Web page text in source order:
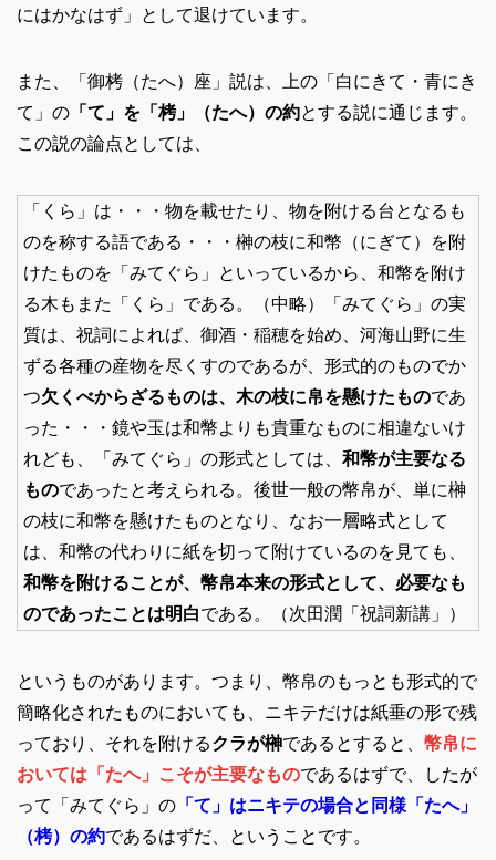
にはかなはず」として退けています。
また、「御栲（たへ）座」説は、上の「白にきて・青にき
て」の 「て」を「栲」（たへ）の約とする説に通じます。
この説の論点としては、
「くら」は・・・物を載せたり、物を附ける台となるも
のを称する語である・・・榊の枝に和幣（にぎて）を附
けたものを「みてぐら」といっているから、和幣を附け
る木もまた「くら」である。（中略）「みてぐら」の実
質は、祝詞によれば、御酒・稲穂を始め、河海山野に生
ずる各種の産物を尽くすのであるが、形式的のものでか
つ欠くべからざるものは、木の枝に帛を懸けたものであ
った・・・鏡や玉は和幣よりも貴重なものに相違ないけ
れども、「みてぐら」の形式としては、 和幣が主要なる
ものであったと考えられる。後世一般の幣帛が、単に榊
の枝に和幣を懸けたものとなり、なお一層略式として
は、和幣の代わりに紙を切って附けているのを見ても、
和幣を附けることが、幣帛本来の形式として、必要なも
のであったことは明白である。（次田潤「祝詞新講」）
というものがあります。つまり、幣帛のもっとも形式的で
簡略化されたものにおいても、ニキテだけは紙垂の形で残
っており、それを附けるクラが榊であるとすると、 幣帛に
おいては「たへ」こそが主要なものであるはずで、したが
って「みてぐら」の 「て」はニキテの場合と同様「たへ」
（栲）の約であるはずだ、ということです。